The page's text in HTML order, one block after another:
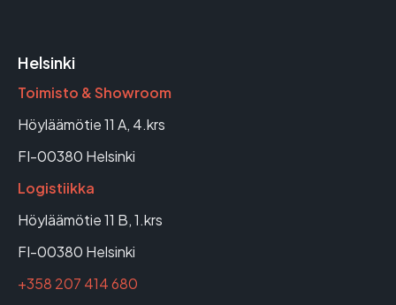
Helsinki
Toimisto & Showroom
Höyläämötie 11 A, 4.krs
FI-00380 Helsinki
Logistiikka
Höyläämötie 11 B, 1.krs
FI-00380 Helsinki
+358 207 414 680